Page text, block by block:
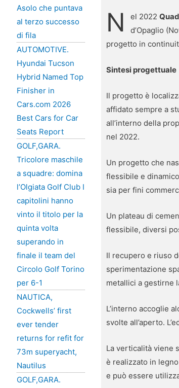
Asolo che puntava
al terzo successo
di fila
AUTOMOTIVE.
Hyundai Tucson
Hybrid Named Top
Finisher in
Cars.com 2026
Best Cars for Car
Seats Report
GOLF,GARA.
Tricolore maschile
a squadre: domina
l’Olgiata Golf Club I
capitolini hanno
vinto il titolo per la
quinta volta
superando in
finale il team del
Circolo Golf Torino
per 6-1
NAUTICA,
Cockwells’ first
ever tender
returns for refit for
73m superyacht,
Nautilus
GOLF,GARA.
N el 2022
d’Opaglio
progetto in
Sintesi progettuale
Il progetto è
affidato sempre a
all’interno della
nel 2022.
Un progetto che
flessibile e
sia per fini
Un plateau di
flessibile, diversi
Il recupero e riuso
sperimentazione
metallici a gestirne
L’interno accoglie
svolte all’aperto.
La verticalità viene
è realizzato in
e può essere